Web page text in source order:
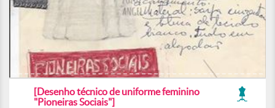
[Desenho técnico de uniforme feminino
"Pioneiras Sociais"]